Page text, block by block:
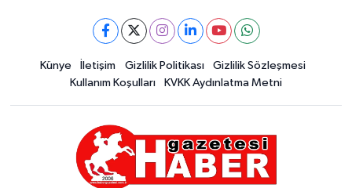
Künye İletişim Gizlilik Politikası
Gizlilik Sözleşmesi
Kullanım Koşulları
KVKK Aydınlatma Metni